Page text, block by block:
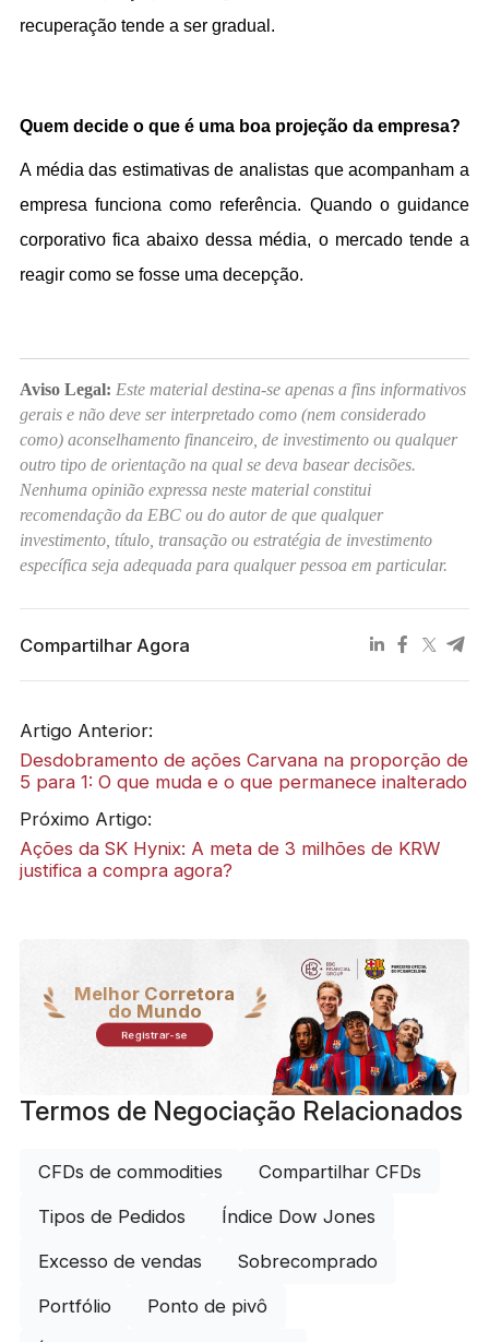
recuperação tende a ser gradual.
Quem decide o que é uma boa projeção da empresa?
A média das estimativas de analistas que acompanham a
empresa funciona como referência. Quando o guidance
corporativo fica abaixo dessa média, o mercado tende a
reagir como se fosse uma decepção.
Aviso Legal: Este material destina-se apenas a fins informativos
gerais e não deve ser interpretado como (nem considerado
como) aconselhamento financeiro, de investimento ou qualquer
outro tipo de orientação na qual se deva basear decisões.
Nenhuma opinião expressa neste material constitui
recomendação da EBC ou do autor de que qualquer
investimento, título, transação ou estratégia de investimento
específica seja adequada para qualquer pessoa em particular.
Compartilhar Agora
Artigo Anterior:
Desdobramento de ações Carvana na proporção de
5 para 1: O que muda e o que permanece inalterado
Próximo Artigo:
Ações da SK Hynix: A meta de 3 milhões de KRW
justifica a compra agora?
Melhor Corretora
do Mundo
Registrar-se
Termos de Negociação Relacionados
CFDs de commodities Compartilhar CFDs
Tipos de Pedidos Índice Dow Jones
Excesso de vendas Sobrecomprado
Portfólio Ponto de pivô